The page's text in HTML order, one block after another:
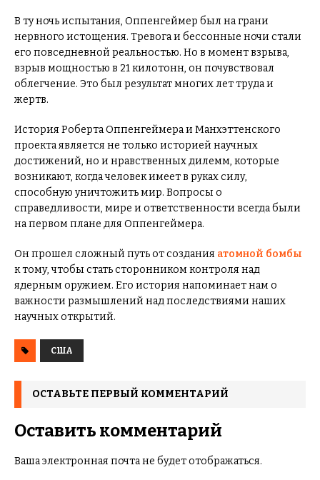
В ту ночь испытания, Оппенгеймер был на грани
нервного истощения. Тревога и бессонные ночи стали
его повседневной реальностью. Но в момент взрыва,
взрыв мощностью в 21 килотонн, он почувствовал
облегчение. Это был результат многих лет труда и
жертв.
История Роберта Оппенгеймера и Манхэттенского
проекта является не только историей научных
достижений, но и нравственных дилемм, которые
возникают, когда человек имеет в руках силу,
способную уничтожить мир. Вопросы о
справедливости, мире и ответственности всегда были
на первом плане для Оппенгеймера.
Он прошел сложный путь от создания атомной бомбы
к тому, чтобы стать сторонником контроля над
ядерным оружием. Его история напоминает нам о
важности размышлений над последствиями наших
научных открытий.
США
ОСТАВЬТЕ ПЕРВЫЙ КОММЕНТАРИЙ
Оставить комментарий
Ваша электронная почта не будет отображаться.